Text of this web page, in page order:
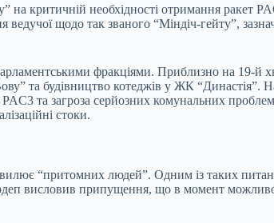
критичній необхідності отримання ракет
щодо так званого “Міндіч-гейту”,
фракціями. Приблизно на 19-й
та будівництво котеджів у ЖК “Династія”.
та загроза серйозних комунальних
стоки.
“притомних людей”. Одним із таких
висловив припущення, що в момент